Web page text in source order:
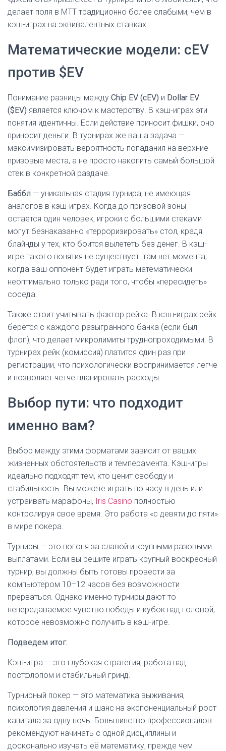
делает поля в MTT традиционно более слабыми, чем в
кэш-играх на эквивалентных ставках.
Математические модели: cEV
против $EV
Понимание разницы между Chip EV (cEV) и Dollar EV
($EV) является ключом к мастерству. В кэш-играх эти
понятия идентичны. Если действие приносит фишки, оно
приносит деньги. В турнирах же ваша задача —
максимизировать вероятность попадания на верхние
призовые места, а не просто накопить самый большой
стек в конкретной раздаче.
Баббл — уникальная стадия турнира, не имеющая
аналогов в кэш-играх. Когда до призовой зоны
остается один человек, игроки с большими стеками
могут безнаказанно «терроризировать» стол, крадя
блайнды у тех, кто боится вылететь без денег. В кэш-
игре такого понятия не существует: там нет момента,
когда ваш оппонент будет играть математически
неоптимально только ради того, чтобы «пересидеть»
соседа.
Также стоит учитывать фактор рейка. В кэш-играх рейк
берется с каждого разыгранного банка (если был
флоп), что делает микролимиты труднопроходимыми. В
турнирах рейк (комиссия) платится один раз при
регистрации, что психологически воспринимается легче
и позволяет четче планировать расходы.
Выбор пути: что подходит
именно вам?
Выбор между этими форматами зависит от ваших
жизненных обстоятельств и темперамента. Кэш-игры
идеально подходят тем, кто ценит свободу и
стабильность. Вы можете играть по часу в день или
устраивать марафоны, Iris Casino полностью
контролируя свое время. Это работа «с девяти до пяти»
в мире покера.
Турниры — это погоня за славой и крупными разовыми
выплатами. Если вы решите играть крупный воскресный
турнир, вы должны быть готовы провести за
компьютером 10–12 часов без возможности
прерваться. Однако именно турниры дают то
непередаваемое чувство победы и кубок над головой,
которое невозможно получить в кэш-игре.
Подведем итог:
Кэш-игра — это глубокая стратегия, работа над
постфлопом и стабильный гринд.
Турнирный покер — это математика выживания,
психология давления и шанс на экспоненциальный рост
капитала за одну ночь. Большинство профессионалов
рекомендуют начинать с одной дисциплины и
досконально изучать её математику, прежде чем